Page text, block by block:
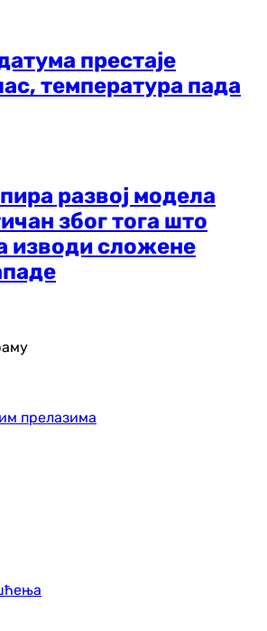
престаје
температура пада
развој модела
због тога што
изводи сложене
прелазима